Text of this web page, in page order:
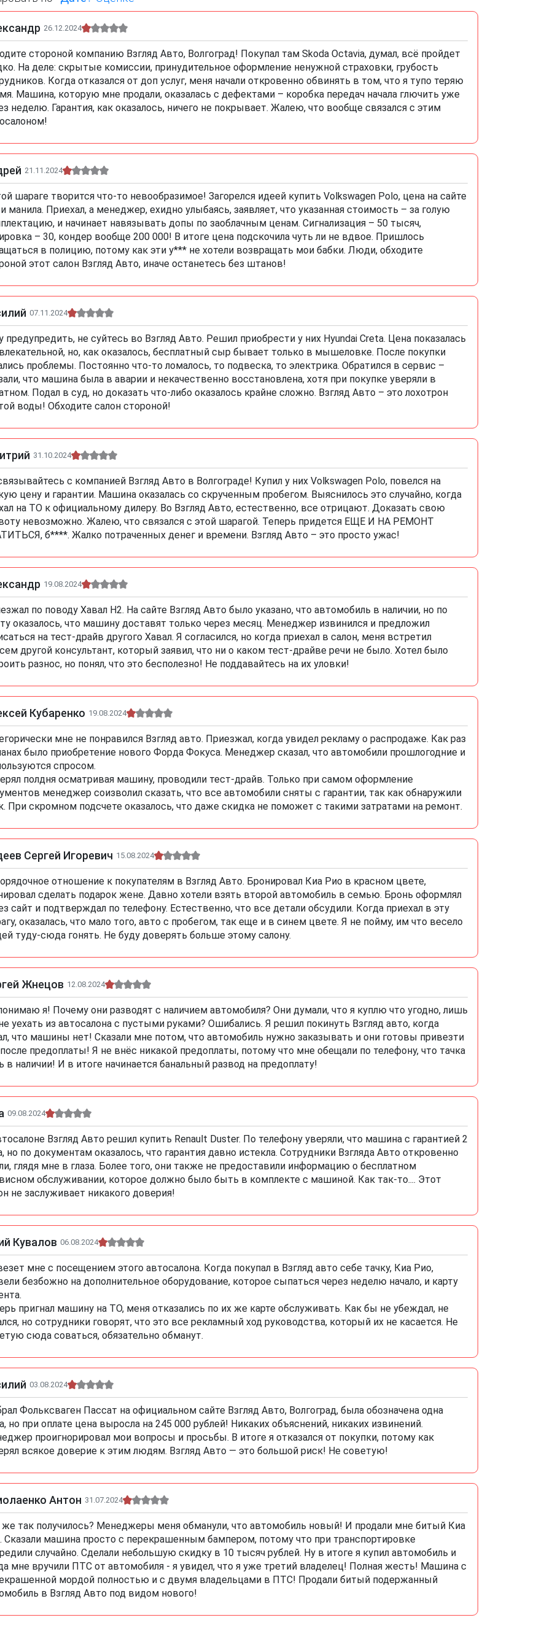
26.12.2024
стороной компанию Взгляд Авто, Волгоград! Покупал там Skoda Octavia, думал, всё пройдет
На деле: скрытые комиссии, принудительное оформление ненужной страховки, грубость
Когда отказался от доп услуг, меня начали откровенно обвинять в том, что я тупо теряю
Машина, которую мне продали, оказалась с дефектами – коробка передач начала глючить уже
неделю. Гарантия, как оказалось, ничего не покрывает. Жалею, что вообще связался с этим
21.11.2024
шараге творится что-то невообразимое! Загорелся идеей купить Volkswagen Polo, цена на сайте
манила. Приехал, а менеджер, ехидно улыбаясь, заявляет, что указанная стоимость – за голую
и начинает навязывать допы по заоблачным ценам. Сигнализация – 50 тысяч,
– 30, кондер вообще 200 000! В итоге цена подскочила чуть ли не вдвое. Пришлось
в полицию, потому как эти у*** не хотели возвращать мои бабки. Люди, обходите
этот салон Взгляд Авто, иначе останетесь без штанов!
07.11.2024
предупредить, не суйтесь во Взгляд Авто. Решил приобрести у них Hyundai Creta. Цена показалась
но, как оказалось, бесплатный сыр бывает только в мышеловке. После покупки
проблемы. Постоянно что-то ломалось, то подвеска, то электрика. Обратился в сервис –
что машина была в аварии и некачественно восстановлена, хотя при покупке уверяли в
Подал в суд, но доказать что-либо оказалось крайне сложно. Взгляд Авто – это лохотрон
воды! Обходите салон стороной!
31.10.2024
с компанией Взгляд Авто в Волгограде! Купил у них Volkswagen Polo, повелся на
цену и гарантии. Машина оказалась со скрученным пробегом. Выяснилось это случайно, когда
на ТО к официальному дилеру. Во Взгляд Авто, естественно, все отрицают. Доказать свою
невозможно. Жалею, что связался с этой шарагой. Теперь придется ЕЩЕ И НА РЕМОНТ
б****. Жалко потраченных денег и времени. Взгляд Авто – это просто ужас!
19.08.2024
по поводу Хавал Н2. На сайте Взгляд Авто было указано, что автомобиль в наличии, но по
оказалось, что машину доставят только через месяц. Менеджер извинился и предложил
на тест-драйв другого Хавал. Я согласился, но когда приехал в салон, меня встретил
другой консультант, который заявил, что ни о каком тест-драйве речи не было. Хотел было
разнос, но понял, что это бесполезно! Не поддавайтесь на их уловки!
Кубаренко 19.08.2024
мне не понравился Взгляд авто. Приезжал, когда увидел рекламу о распродаже. Как раз
было приобретение нового Форда Фокуса. Менеджер сказал, что автомобили прошлогодние и
спросом.
полдня осматривая машину, проводили тест-драйв. Только при самом оформление
менеджер соизволил сказать, что все автомобили сняты с гарантии, так как обнаружили
При скромном подсчете оказалось, что даже скидка не поможет с такими затратами на ремонт.
Сергей Игоревич 15.08.2024
отношение к покупателям в Взгляд Авто. Бронировал Киа Рио в красном цвете,
сделать подарок жене. Давно хотели взять второй автомобиль в семью. Бронь оформлял
сайт и подтверждал по телефону. Естественно, что все детали обсудили. Когда приехал в эту
оказалась, что мало того, авто с пробегом, так еще и в синем цвете. Я не пойму, им что весело
туду-сюда гонять. Не буду доверять больше этому салону.
Жнецов 12.08.2024
я! Почему они разводят с наличием автомобиля? Они думали, что я куплю что угодно, лишь
уехать из автосалона с пустыми руками? Ошибались. Я решил покинуть Взгляд авто, когда
что машины нет! Сказали мне потом, что автомобиль нужно заказывать и они готовы привезти
предоплаты! Я не внёс никакой предоплаты, потому что мне обещали по телефону, что тачка
в наличии! И в итоге начинается банальный развод на предоплату!
09.08.2024
Взгляд Авто решил купить Renault Duster. По телефону уверяли, что машина с гарантией 2
но по документам оказалось, что гарантия давно истекла. Сотрудники Взгляда Авто откровенно
глядя мне в глаза. Более того, они также не предоставили информацию о бесплатном
обслуживании, которое должно было быть в комплекте с машиной. Как так-то.... Этот
не заслуживает никакого доверия!
Кувалов 06.08.2024
мне с посещением этого автосалона. Когда покупал в Взгляд авто себе тачку, Киа Рио,
безбожно на дополнительное оборудование, которое сыпаться через неделю начало, и карту
пригнал машину на ТО, меня отказались по их же карте обслуживать. Как бы не убеждал, не
но сотрудники говорят, что это все рекламный ход руководства, который их не касается. Не
сюда соваться, обязательно обманут.
03.08.2024
Фольксваген Пассат на официальном сайте Взгляд Авто, Волгоград, была обозначена одна
но при оплате цена выросла на 245 000 рублей! Никаких объяснений, никаких извинений.
проигнорировал мои вопросы и просьбы. В итоге я отказался от покупки, потому как
всякое доверие к этим людям. Взгляд Авто — это большой риск! Не советую!
Антон 31.07.2024
же так получилось? Менеджеры меня обманули, что автомобиль новый! И продали мне битый Киа
Сказали машина просто с перекрашенным бампером, потому что при транспортировке
случайно. Сделали небольшую скидку в 10 тысяч рублей. Ну в итоге я купил автомобиль и
мне вручили ПТС от автомобиля - я увидел, что я уже третий владелец! Полная жесть! Машина с
мордой полностью и с двумя владельцами в ПТС! Продали битый подержанный
в Взгляд Авто под видом нового!